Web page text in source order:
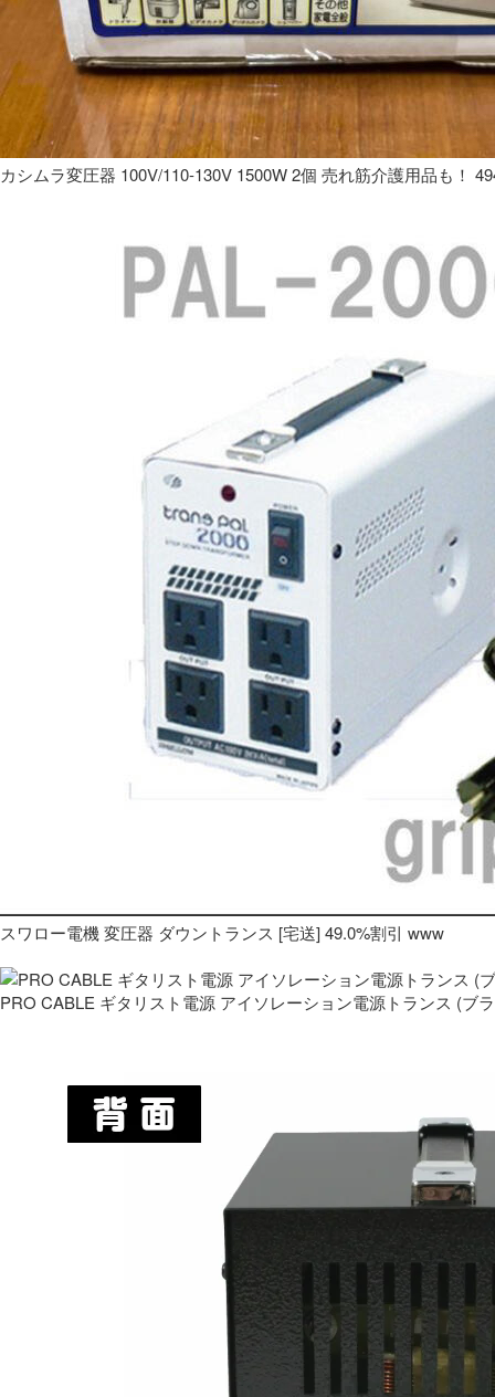
カシムラ変圧器 100V/110-130V 1500W 2個 売れ筋介護用品も！
スワロー電機 変圧器 ダウントランス [宅送] 49.0%割引 www
PRO CABLE ギタリスト電源 アイソレーション電源トランス (ブ